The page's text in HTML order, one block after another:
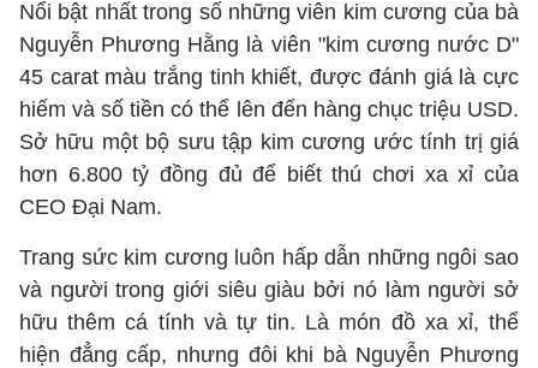
Nổi bật nhất trong số những viên kim cương của bà
Nguyễn Phương Hằng là viên "kim cương nước D"
45 carat màu trắng tinh khiết, được đánh giá là cực
hiếm và số tiền có thể lên đến hàng chục triệu USD.
Sở hữu một bộ sưu tập kim cương ước tính trị giá
hơn 6.800 tỷ đồng đủ để biết thú chơi xa xỉ của
CEO Đại Nam.
Trang sức kim cương luôn hấp dẫn những ngôi sao
và người trong giới siêu giàu bởi nó làm người sở
hữu thêm cá tính và tự tin. Là món đồ xa xỉ, thể
hiện đẳng cấp, nhưng đôi khi bà Nguyễn Phương